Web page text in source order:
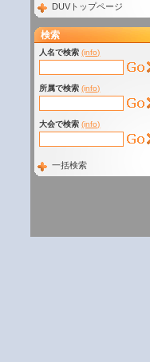
DUVトップページ
検索
人名で検索 (info)
所属で検索 (info)
大会で検索 (info)
一括検索